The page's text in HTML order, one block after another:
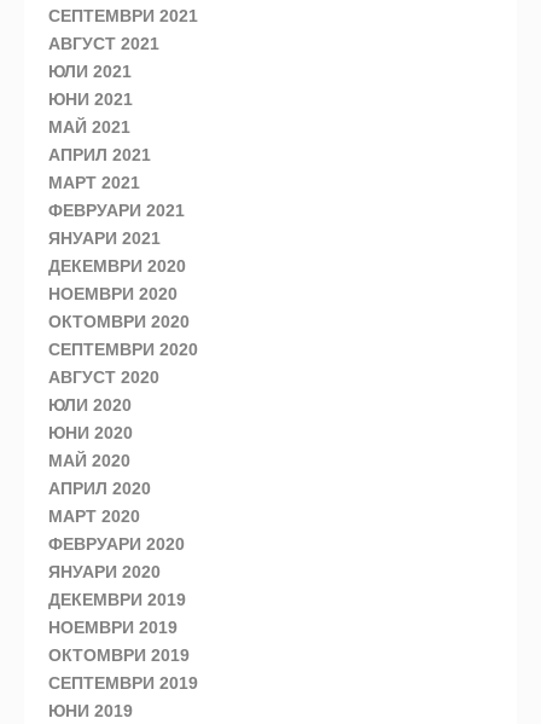
СЕПТЕМВРИ 2021
АВГУСТ 2021
ЮЛИ 2021
ЮНИ 2021
МАЙ 2021
АПРИЛ 2021
МАРТ 2021
ФЕВРУАРИ 2021
ЯНУАРИ 2021
ДЕКЕМВРИ 2020
НОЕМВРИ 2020
ОКТОМВРИ 2020
СЕПТЕМВРИ 2020
АВГУСТ 2020
ЮЛИ 2020
ЮНИ 2020
МАЙ 2020
АПРИЛ 2020
МАРТ 2020
ФЕВРУАРИ 2020
ЯНУАРИ 2020
ДЕКЕМВРИ 2019
НОЕМВРИ 2019
ОКТОМВРИ 2019
СЕПТЕМВРИ 2019
ЮНИ 2019